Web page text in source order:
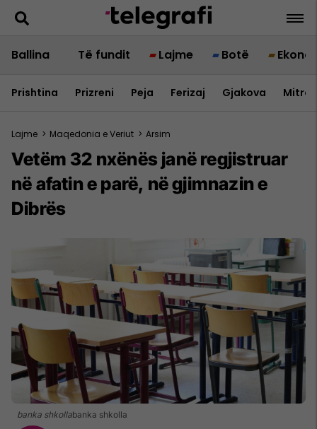
Ballina Të fundit Lajme Botë
Prishtina Prizreni Peja Ferizaj Gjakova
Lajme > Maqedonia e Veriut > Arsim
Vetëm 32 nxënës janë regjistruar
në afatin e parë, në gjimnazin e
Dibrës
banka shkollabanka shkolla